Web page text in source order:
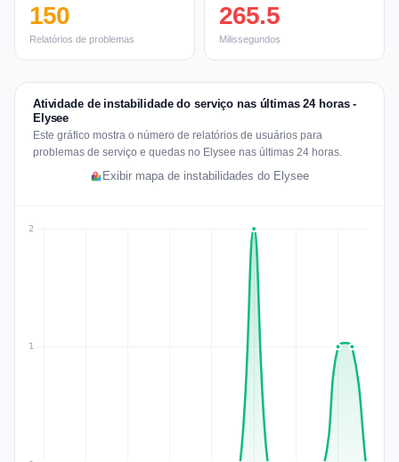
150
Relatórios de problemas
265.5
Milissegundos
Atividade de instabilidade do serviço nas últimas 24 horas -
Elysee
Este gráfico mostra o número de relatórios de usuários para
problemas de serviço e quedas no Elysee nas últimas 24 horas.
Exibir mapa de instabilidades do Elysee